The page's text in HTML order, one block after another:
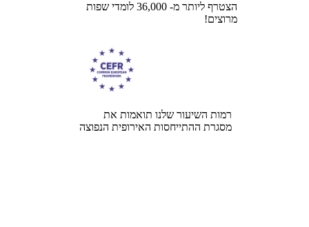
הצטרף ליותר מ- 36,000 לומדי שפות
מרוצים!
רמות השיעור שלנו תואמות את
מסגרת ההתייחסות האירופית הנפוצה